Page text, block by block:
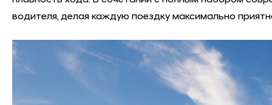
водителя, делая каждую поездку максимально